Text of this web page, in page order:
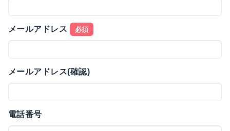
メールアドレス 必須
メールアドレス(確認)
電話番号